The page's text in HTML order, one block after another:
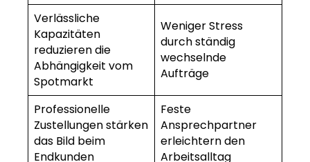
Verlässliche
Kapazitäten
reduzieren die
Abhängigkeit vom
Spotmarkt
Weniger Stress
durch ständig
wechselnde
Aufträge
Professionelle
Zustellungen stärken
das Bild beim
Endkunden
Feste
Ansprechpartner
erleichtern den
Arbeitsalltag